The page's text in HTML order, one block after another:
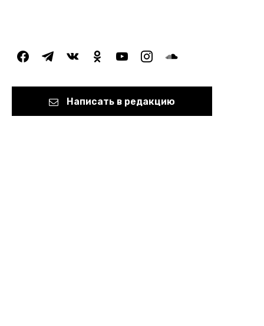
facebooktelegramvkontakteodnoklassniki
youtubeinstagramsoundcloud
Написать в редакцию